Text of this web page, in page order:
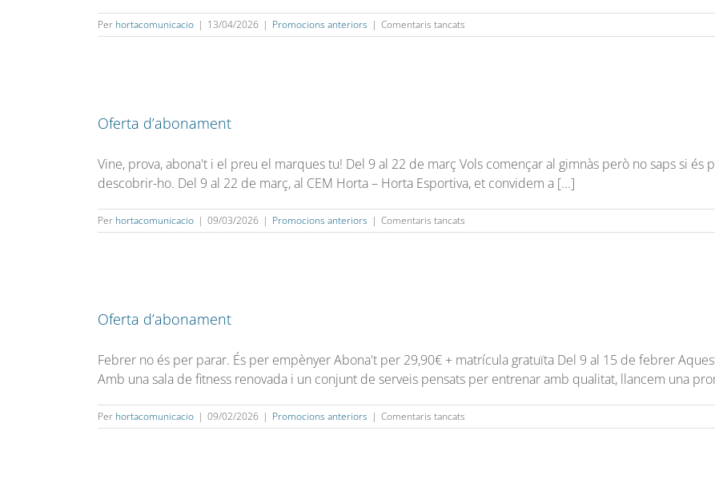
Per hortacomunicacio | 13/04/2026 | Promocions anteriors | Comentaris tancats
Oferta
Oferta d’abonament
Vine, prova, abona't i el preu el marques tu! Del 9 al 22 de març Vols començar al gimnàs però no saps si és
descobrir-ho. Del 9 al 22 de març, al CEM Horta – Horta Esportiva, et convidem a [...]
Per hortacomunicacio | 09/03/2026 | Promocions anteriors | Comentaris tancats
Oferta
Oferta d’abonament
Febrer no és per parar. És per empènyer Abona't per 29,90€ + matrícula gratuïta Del 9 al 15 de febrer
Amb una sala de fitness renovada i un conjunt de serveis pensats per entrenar amb qualitat, llancem una
Per hortacomunicacio | 09/02/2026 | Promocions anteriors | Comentaris tancats
Oferta